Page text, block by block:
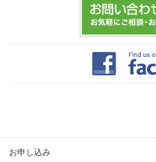
お申し込み